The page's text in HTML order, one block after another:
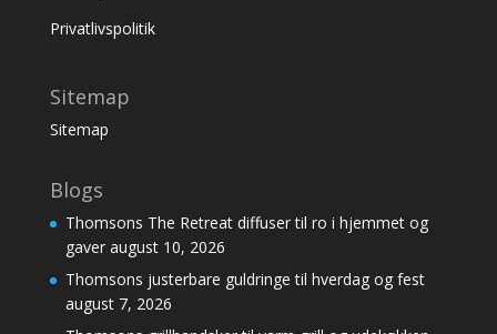
Privatlivspolitik
Sitemap
Sitemap
Blogs
Thomsons The Retreat diffuser til ro i hjemmet og
gaver august 10, 2026
Thomsons justerbare guldringe til hverdag og fest
august 7, 2026